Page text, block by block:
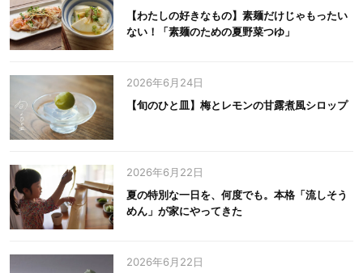
【わたしの好きなもの】素麺だけじゃもったい
ない！「素麺のための夏野菜つゆ」
2026年6月24日
【旬のひと皿】梅とレモンの甘露煮風シロップ
2026年6月22日
夏の特別な一日を、何度でも。本格「流しそう
めん」が家にやってきた
2026年6月22日